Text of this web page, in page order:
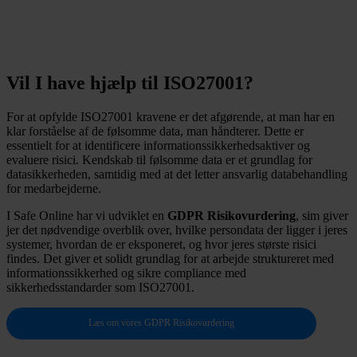
Vil I have hjælp til ISO27001?
For at opfylde ISO27001 kravene er det afgørende, at man har en
klar forståelse af de følsomme data, man håndterer. Dette er
essentielt for at identificere informationssikkerhedsaktiver og
evaluere risici. Kendskab til følsomme data er et grundlag for
datasikkerheden, samtidig med at det letter ansvarlig databehandling
for medarbejderne.
I Safe Online har vi udviklet en GDPR Risikovurdering, sim giver
jer det nødvendige overblik over, hvilke persondata der ligger i jeres
systemer, hvordan de er eksponeret, og hvor jeres største risici
findes. Det giver et solidt grundlag for at arbejde struktureret med
informationssikkerhed og sikre compliance med
sikkerhedsstandarder som ISO27001.
Læs om vores GDPR Risikovurdering